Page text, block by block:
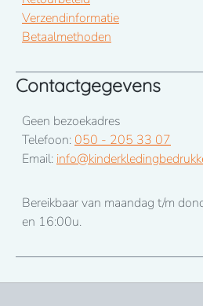
Verzendinformatie
Betaalmethoden
Contactgegevens
Geen bezoekadres
Telefoon: 050 - 205 33 07
Email:
Bereikbaar van maandag t/m
en 16:00u.